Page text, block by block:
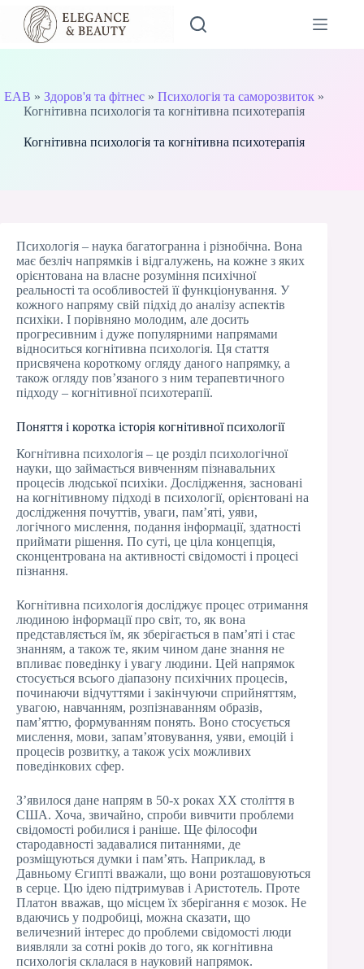
Перейти
вмісту
EAB » Здоров'я та фітнес» Психологія та саморозвиток»
Когнітивна психологія та когнітивна психотерапія
Когнітивна психологія та когнітивна психотерапія
Психологія – наука багатогранна і різнобічна. Вона
має безліч напрямків і відгалужень, на кожне з яких
орієнтована на власне розуміння психічної
реальності та особливостей її функціонування. У
кожного напряму свій підхід до аналізу аспектів
психіки. І порівняно молодим, але досить
прогресивним і дуже популярними напрямами
відноситься когнітивна психологія. Ця стаття
присвячена короткому огляду даного напрямку, а
також огляду пов’язаного з ним терапевтичного
підходу – когнітивної психотерапії.
Поняття і коротка історія когнітивної психології
Когнітивна психологія – це розділ психологічної
науки, що займається вивченням пізнавальних
процесів людської психіки. Дослідження, засновані
на когнітивному підході в психології, орієнтовані на
дослідження почуттів, уваги, пам’яті, уяви,
логічного мислення, подання інформації, здатності
приймати рішення. По суті, це ціла концепція,
сконцентрована на активності свідомості і процесі
пізнання.
Когнітивна психологія досліджує процес отримання
людиною інформації про світ, то, як вона
представляється їм, як зберігається в пам’яті і стає
знанням, а також те, яким чином дане знання не
впливає поведінку і увагу людини. Цей напрямок
стосується всього діапазону психічних процесів,
починаючи відчуттями і закінчуючи сприйняттям,
увагою, навчанням, розпізнаванням образів,
пам’яттю, формуванням понять. Воно стосується
мислення, мови, запам’ятовування, уяви, емоцій і
процесів розвитку, а також усіх можливих
поведінкових сфер.
З’явилося дане напрям в 50-х роках XX століття в
США. Хоча, звичайно, спроби вивчити проблеми
свідомості робилися і раніше. Ще філософи
стародавності задавалися питаннями, де
розміщуються думки і пам’ять. Наприклад, в
Давньому Єгипті вважали, що вони розташовуються
в серце. Цю ідею підтримував і Аристотель. Проте
Платон вважав, що місцем їх зберігання є мозок. Не
вдаючись у подробиці, можна сказати, що
величезний інтерес до проблеми свідомості люди
виявляли за сотні років до того, як когнітивна
психологія склалася в науковий напрямок.